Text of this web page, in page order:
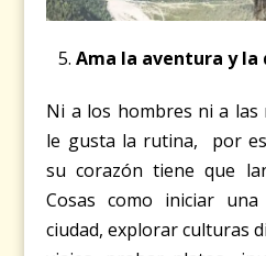
Ama la aventura y la
Ni a los hombres ni a las
le gusta la rutina, por
su corazón tiene que
Cosas como iniciar
ciudad, explorar culturas